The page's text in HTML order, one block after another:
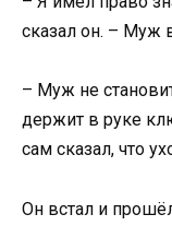
сказал он. – Муж
– Муж не
держит в руке
сам сказал, что
Он встал и